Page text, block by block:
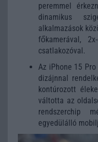
peremmel
dinamikus
alkalmazások
főkamerával,
csatlakozóval.
Az iPhone 15
dizájnnal
kontúrozott
váltotta az
rendszerchip
egyedülálló